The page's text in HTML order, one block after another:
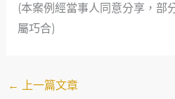
(本案例經當事人同意分享，部
屬巧合)
← 上一篇文章